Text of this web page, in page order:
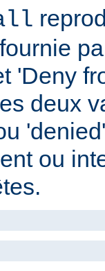
'Deny
deux
ou